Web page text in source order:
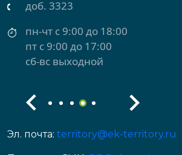
доб. 3323
пн-чт с 9:00 до 18:00
пт с 9:00 до 17:00
сб-вс выходной
Эл. почта: territory@ek-territory.ru